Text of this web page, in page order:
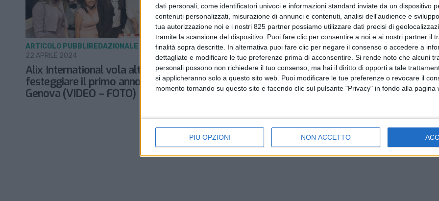
dati personali, come identificatori univoci e informazioni standard inviate da un dispositivo
contenuti personalizzati, misurazione di annunci e contenuti, analisi dell'audience e
tua autorizzazione noi e i nostri 825 partner possiamo utilizzare dati precisi di
tramite la scansione del dispositivo. Puoi fare clic per consentire a noi e ai nostri partner il
finalità sopra descritte. In alternativa puoi fare clic per negare il consenso o accedere a
dettagliate e modificare le tue preferenze prima di acconsentire. Si rende noto che alcuni
personali possono non richiedere il tuo consenso, ma hai il diritto di opporti a tale
si applicheranno solo a questo sito web. Puoi modificare le tue preferenze o revocare il
momento tornando su questo sito e facendo clic sul pulsante "Privacy" in fondo alla pagina
PIÙ OPZIONI NON ACCETTO
Alix International vola alto per
festeggiare il primo anno di successi a
Genova (VIDEO – FOTO)
ARTICOLO PUBBLIREDAZIONALE
22 APRILE 2024